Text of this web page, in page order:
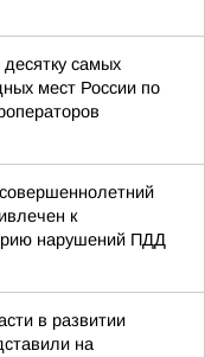
самых
мест России по
к
нарушений ПДД
в развитии
на